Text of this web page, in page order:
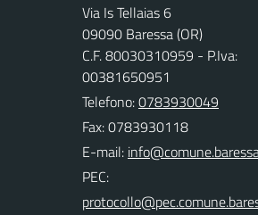
Via Is Tellaias 6
09090 Baressa (OR)
C.F. 80030310959 - P.Iva:
00381650951
Telefono:0783930049
Fax: 0783930118
E-mail:
PEC: